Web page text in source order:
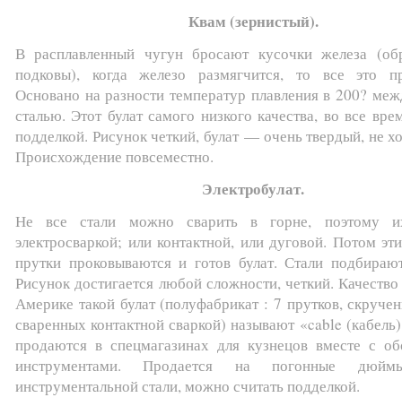
Квам (зернистый).
В расплавленный чугун бросают кусочки железа
подковы), когда железо размягчится, то все это
Основано на разности температур плавления в 200?
сталью. Этот булат самого низкого качества, во все
подделкой. Рисунок четкий, булат — очень твердый, не
Происхождение повсеместно.
Электробулат.
Не все стали можно сварить в горне, поэтому
электросваркой; или контактной, или дуговой. Потом
прутки проковываются и готов булат. Стали
Рисунок достигается любой сложности, четкий.
Америке такой булат (полуфабрикат : 7 прутков,
сваренных контактной сваркой) называют «cable
продаются в спецмагазинах для кузнецов вместе с
инструментами. Продается на погонные
инструментальной стали, можно считать подделкой.